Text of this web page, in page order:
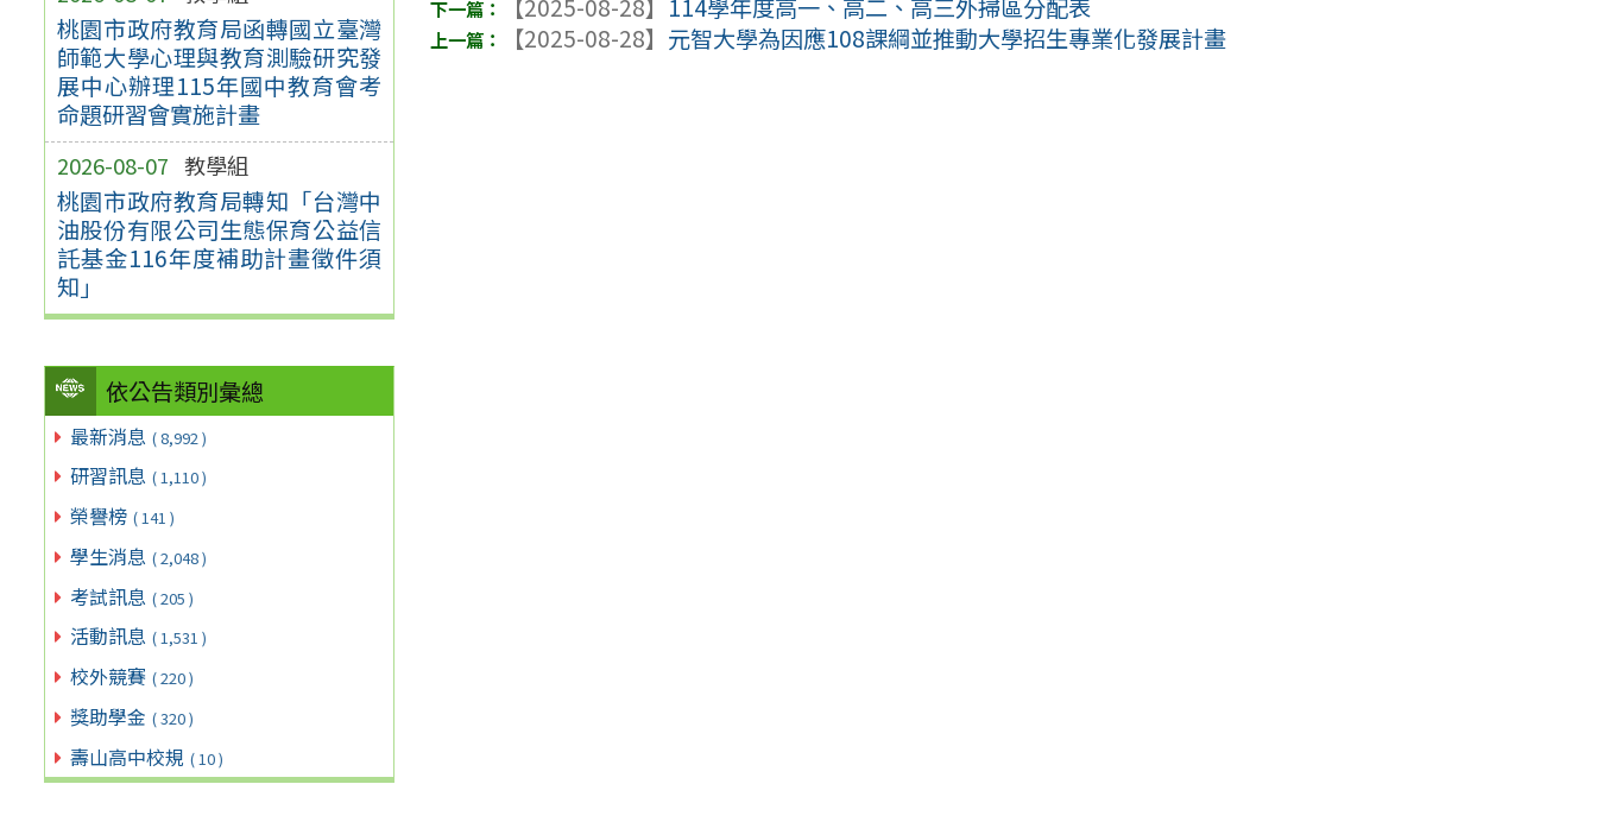
桃園市政府教育局函轉國立臺灣
師範大學心理與教育測驗研究發
展中心辦理115年國中教育會考
命題研習會實施計畫
2026-08-07 教學組
桃園市政府教育局轉知「台灣中
油股份有限公司生態保育公益信
託基金116年度補助計畫徵件須
知」
依公告類別彙總
最新消息 ( 8,992 )
研習訊息 ( 1,110 )
榮譽榜 ( 141 )
學生消息 ( 2,048 )
考試訊息 ( 205 )
活動訊息 ( 1,531 )
校外競賽 ( 220 )
獎助學金 ( 320 )
壽山高中校規 ( 10 )
【2025-08-28】 114學年度高一、高二、高三外掃區分配表
【2025-08-28】 元智大學為因應108課綱並推動大學招生專業化發展計畫